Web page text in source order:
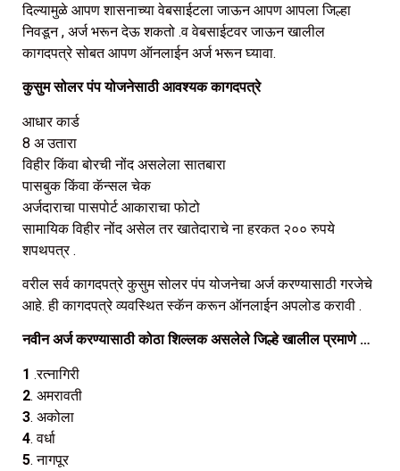
दिल्यामुळे आपण शासनाच्या वेबसाईटला जाऊन आपण आपला जिल्हा
निवडून , अर्ज भरून देऊ शकतो .व वेबसाईटवर जाऊन खालील
कागदपत्रे सोबत आपण ऑनलाईन अर्ज भरून घ्यावा.
कुसुम सोलर पंप योजनेसाठी आवश्यक कागदपत्रे
आधार कार्ड
8 अ उतारा
विहीर किंवा बोरची नोंद असलेला सातबारा
पासबुक किंवा कॅन्सल चेक
अर्जदाराचा पासपोर्ट आकाराचा फोटो
सामायिक विहीर नोंद असेल तर खातेदाराचे ना हरकत २०० रुपये
शपथपत्र .
वरील सर्व कागदपत्रे कुसुम सोलर पंप योजनेचा अर्ज करण्यासाठी गरजेचे
आहे. ही कागदपत्रे व्यवस्थित स्कॅन करून ऑनलाईन अपलोड करावी .
नवीन अर्ज करण्यासाठी कोठा शिल्लक असलेले जिल्हे खालील प्रमाणे …
1 .रत्नागिरी
2. अमरावती
3. अकोला
4. वर्धा
5. नागपूर